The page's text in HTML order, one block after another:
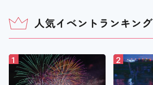
人気イベントランキング
1 2